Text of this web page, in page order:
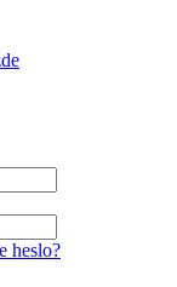
heslo?